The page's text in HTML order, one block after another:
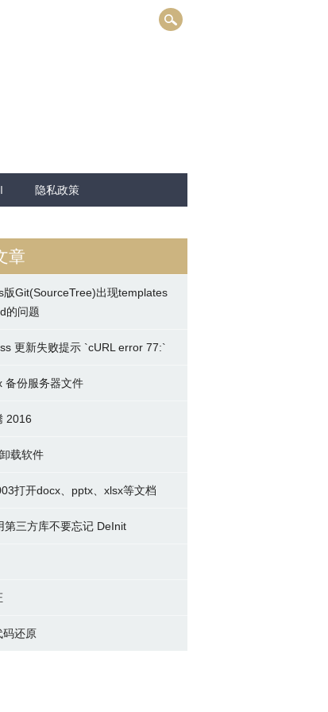
隐私政策
章
版Git(SourceTree)出现templates
的问题
更新失败提示 `cURL error 77:`
备份服务器文件
2016
载软件
打开docx、pptx、xlsx等文档
第三方库不要忘记 DeInit
码还原